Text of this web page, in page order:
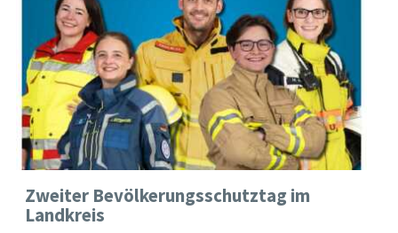
Zweiter Bevölkerungsschutztag im
Landkreis